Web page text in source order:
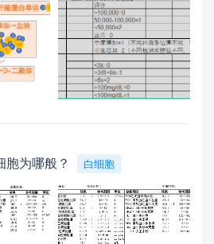
胞为哪般？ 白细胞